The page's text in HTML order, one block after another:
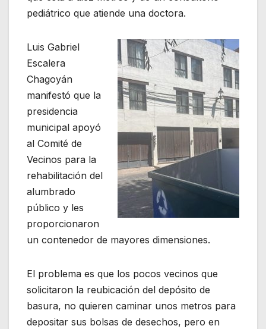
pediátrico que atiende una doctora.
Luis Gabriel
Escalera
Chagoyán
manifestó que la
presidencia
municipal apoyó
al Comité de
Vecinos para la
rehabilitación del
alumbrado
público y les
proporcionaron
un contenedor de mayores dimensiones.
El problema es que los pocos vecinos que
solicitaron la reubicación del depósito de
basura, no quieren caminar unos metros para
depositar sus bolsas de desechos, pero en